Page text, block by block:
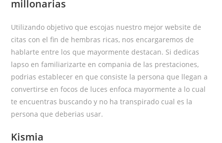
millonarias
Utilizando objetivo que escojas nuestro mejor website de
citas con el fin de hembras ricas, nos encargaremos de
hablarte entre los que mayormente destacan. Si dedicas
lapso en familiarizarte en compania de las prestaciones,
podrias establecer en que consiste la persona que llegan a
convertirse en focos de luces enfoca mayormente a lo cual
te encuentras buscando y no ha transpirado cual es la
persona que deberias usar.
Kismia